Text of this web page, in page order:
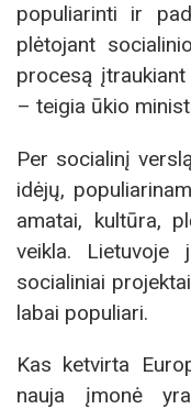
populiarinti ir
plėtojant
procesą
– teigia ūkio
Per socialinį
idėjų,
amatai, kultūra,
veikla. Lietuvoje
socialiniai
labai populiari.
Kas ketvirta
nauja įmonė